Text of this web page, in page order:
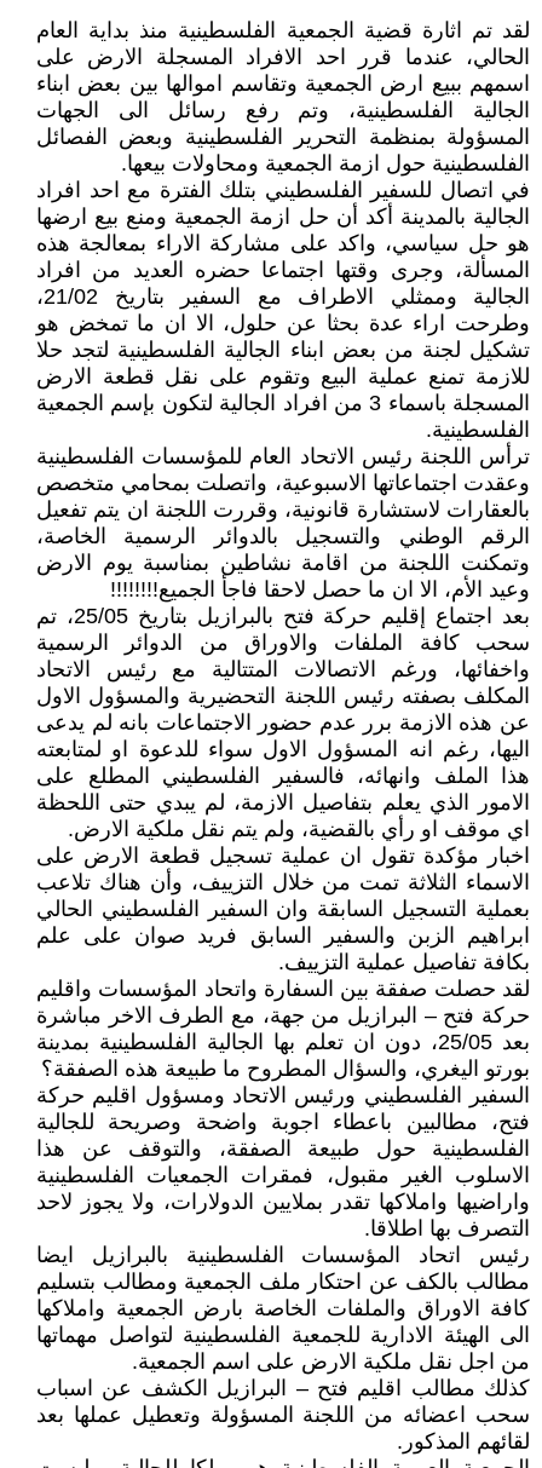
لقد تم اثارة قضية الجمعية الفلسطينية منذ بداية العام
الحالي، عندما قرر احد الافراد المسجلة الارض على
اسمهم ببيع ارض الجمعية وتقاسم اموالها بين بعض ابناء
الجالية الفلسطينية، وتم رفع رسائل الى الجهات
المسؤولة بمنظمة التحرير الفلسطينية وبعض الفصائل
الفلسطينية حول ازمة الجمعية ومحاولات بيعها.
في اتصال للسفير الفلسطيني بتلك الفترة مع احد افراد
الجالية بالمدينة أكد أن حل ازمة الجمعية ومنع بيع ارضها
هو حل سياسي، واكد على مشاركة الاراء بمعالجة هذه
المسألة، وجرى وقتها اجتماعا حضره العديد من افراد
الجالية وممثلي الاطراف مع السفير بتاريخ 21/02،
وطرحت اراء عدة بحثا عن حلول، الا ان ما تمخض هو
تشكيل لجنة من بعض ابناء الجالية الفلسطينية لتجد حلا
للازمة تمنع عملية البيع وتقوم على نقل قطعة الارض
المسجلة باسماء 3 من افراد الجالية لتكون بإسم الجمعية
الفلسطينية.
ترأس اللجنة رئيس الاتحاد العام للمؤسسات الفلسطينية
وعقدت اجتماعاتها الاسبوعية، واتصلت بمحامي متخصص
بالعقارات لاستشارة قانونية، وقررت اللجنة ان يتم تفعيل
الرقم الوطني والتسجيل بالدوائر الرسمية الخاصة،
وتمكنت اللجنة من اقامة نشاطين بمناسبة يوم الارض
وعيد الأم، الا ان ما حصل لاحقا فاجأ الجميع!!!!!!!!
بعد اجتماع إقليم حركة فتح بالبرازيل بتاريخ 25/05، تم
سحب كافة الملفات والاوراق من الدوائر الرسمية
واخفائها، ورغم الاتصالات المتتالية مع رئيس الاتحاد
المكلف بصفته رئيس اللجنة التحضيرية والمسؤول الاول
عن هذه الازمة برر عدم حضور الاجتماعات بانه لم يدعى
اليها، رغم انه المسؤول الاول سواء للدعوة او لمتابعته
هذا الملف وانهائه، فالسفير الفلسطيني المطلع على
الامور الذي يعلم بتفاصيل الازمة، لم يبدي حتى اللحظة
اي موقف او رأي بالقضية، ولم يتم نقل ملكية الارض.
اخبار مؤكدة تقول ان عملية تسجيل قطعة الارض على
الاسماء الثلاثة تمت من خلال التزييف، وأن هناك تلاعب
بعملية التسجيل السابقة وان السفير الفلسطيني الحالي
ابراهيم الزبن والسفير السابق فريد صوان على علم
بكافة تفاصيل عملية التزييف.
لقد حصلت صفقة بين السفارة واتحاد المؤسسات واقليم
حركة فتح – البرازيل من جهة، مع الطرف الاخر مباشرة
بعد 25/05، دون ان تعلم بها الجالية الفلسطينية بمدينة
بورتو اليغري، والسؤال المطروح ما طبيعة هذه الصفقة؟
السفير الفلسطيني ورئيس الاتحاد ومسؤول اقليم حركة
فتح، مطالبين باعطاء اجوبة واضحة وصريحة للجالية
الفلسطينية حول طبيعة الصفقة، والتوقف عن هذا
الاسلوب الغير مقبول، فمقرات الجمعيات الفلسطينية
واراضيها واملاكها تقدر بملايين الدولارات، ولا يجوز لاحد
التصرف بها اطلاقا.
رئيس اتحاد المؤسسات الفلسطينية بالبرازيل ايضا
مطالب بالكف عن احتكار ملف الجمعية ومطالب بتسليم
كافة الاوراق والملفات الخاصة بارض الجمعية واملاكها
الى الهيئة الادارية للجمعية الفلسطينية لتواصل مهماتها
من اجل نقل ملكية الارض على اسم الجمعية.
كذلك مطالب اقليم فتح – البرازيل الكشف عن اسباب
سحب اعضائه من اللجنة المسؤولة وتعطيل عملها بعد
لقائهم المذكور.